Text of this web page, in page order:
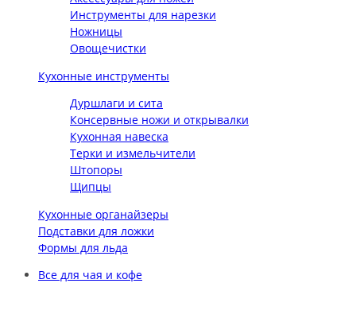
Инструменты для нарезки
Ножницы
Овощечистки
Кухонные инструменты
Дуршлаги и сита
Консервные ножи и открывалки
Кухонная навеска
Терки и измельчители
Штопоры
Щипцы
Кухонные органайзеры
Подставки для ложки
Формы для льда
Все для чая и кофе